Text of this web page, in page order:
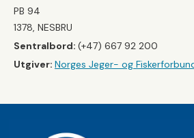
PB 94
1378, NESBRU
Sentralbord: (+47) 667 92 200
Utgiver: Norges Jeger- og